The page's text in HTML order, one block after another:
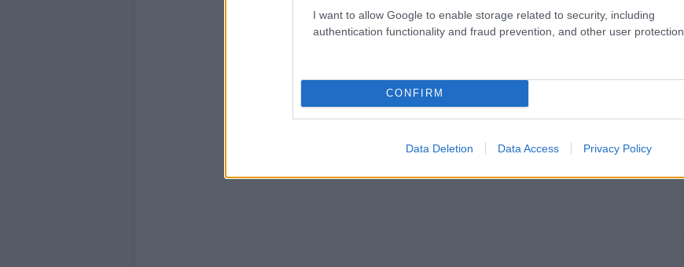
I want to allow Google to enable storage related to security, including
authentication functionality and fraud prevention, and other user protection.
CONFIRM
Data Deletion Data Access Privacy Policy